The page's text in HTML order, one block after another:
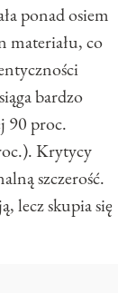
ponad osiem
materiału, co
bardzo
90 proc.
Krytycy
szczerość.
lecz skupia się